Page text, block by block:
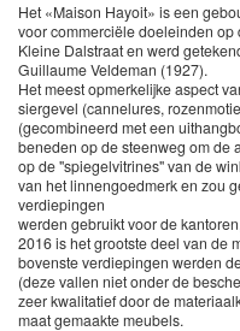
Het «Maison Hayoit» is een
voor commerciële doeleinden
Kleine Dalstraat en werd
Guillaume Veldeman (1927).
Het meest opmerkelijke aspect
siergevel (cannelures,
(gecombineerd met een
beneden op de steenweg om de
op de "spiegelvitrines" van de
van het linnengoedmerk en zou
verdiepingen
werden gebruikt voor de
2016 is het grootste deel van de
bovenste verdiepingen werden
(deze vallen niet onder de
zeer kwalitatief door de
maat gemaakte meubels.